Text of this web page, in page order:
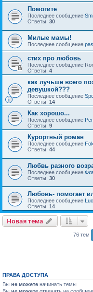
Помогите
Последнее сообщение
Ответы: 30
Милые мамы!
Последнее сообщение
стих про любовь
Последнее сообщение
Ответы: 4
как лучьше всего
девушкой???
Последнее сообщение
Ответы: 14
Как хорошо...
Последнее сообщение
Ответы: 9
Курортный роман
Последнее сообщение
Ответы: 44
Любвь разного
Последнее сообщение
Ответы: 30
Любовь- помогает
Последнее сообщение
Ответы: 14
Новая тема
76 тем
ПРАВА ДОСТУПА
Вы не можете начинать темы